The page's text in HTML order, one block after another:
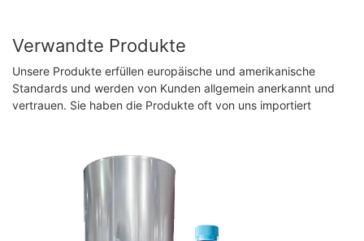
Verwandte Produkte
Unsere Produkte erfüllen europäische und amerikanische
Standards und werden von Kunden allgemein anerkannt und
vertrauen. Sie haben die Produkte oft von uns importiert